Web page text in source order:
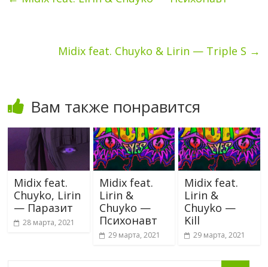
Midix feat. Chuyko & Lirin — Triple S →
Вам также понравится
Midix feat.
Chuyko, Lirin
— Паразит
28 марта, 2021
Midix feat.
Lirin &
Chuyko —
Психонавт
29 марта, 2021
Midix feat.
Lirin &
Chuyko —
Kill
29 марта, 2021